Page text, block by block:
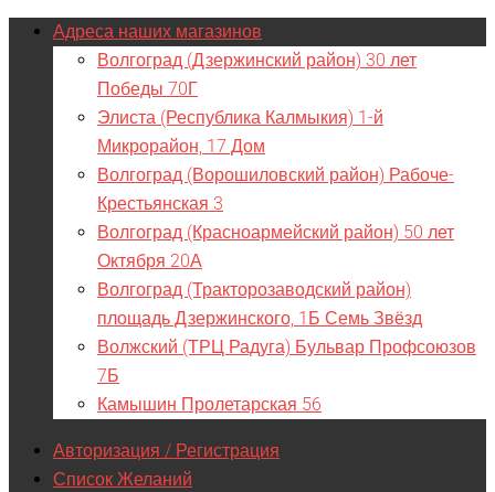
Адреса наших магазинов
Волгоград (Дзержинский район) 30 лет
Победы 70Г
Элиста (Республика Калмыкия) 1-й
Микрорайон, 17 Дом
Волгоград (Ворошиловский район) Рабоче-
Крестьянская 3
Волгоград (Красноармейский район) 50 лет
Октября 20А
Волгоград (Тракторозаводский район)
площадь Дзержинского, 1Б Семь Звёзд
Волжский (ТРЦ Радуга) Бульвар Профсоюзов
7Б
Камышин Пролетарская 56
Авторизация / Регистрация
Список Желаний